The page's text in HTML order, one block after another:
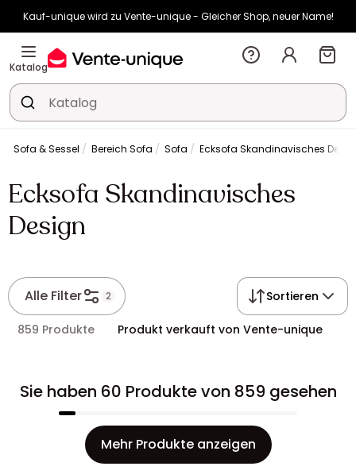
Kauf-unique wird zu Vente-unique - Gleicher Shop, neuer Name!
-10% ab €400 mitHEAT10auf Vente-unique-Produkte
Noch:
Katalog
Sofa & Sessel Bereich Sofa Sofa Ecksofa Skandinavisches
Ecksofa Skandinavisches
Design
Alle Filter 2 Sortieren
859 Produkte Produkt verkauft von Vente-unique
Sie haben 60 Produkte von 859 gesehen
Mehr Produkte anzeigen